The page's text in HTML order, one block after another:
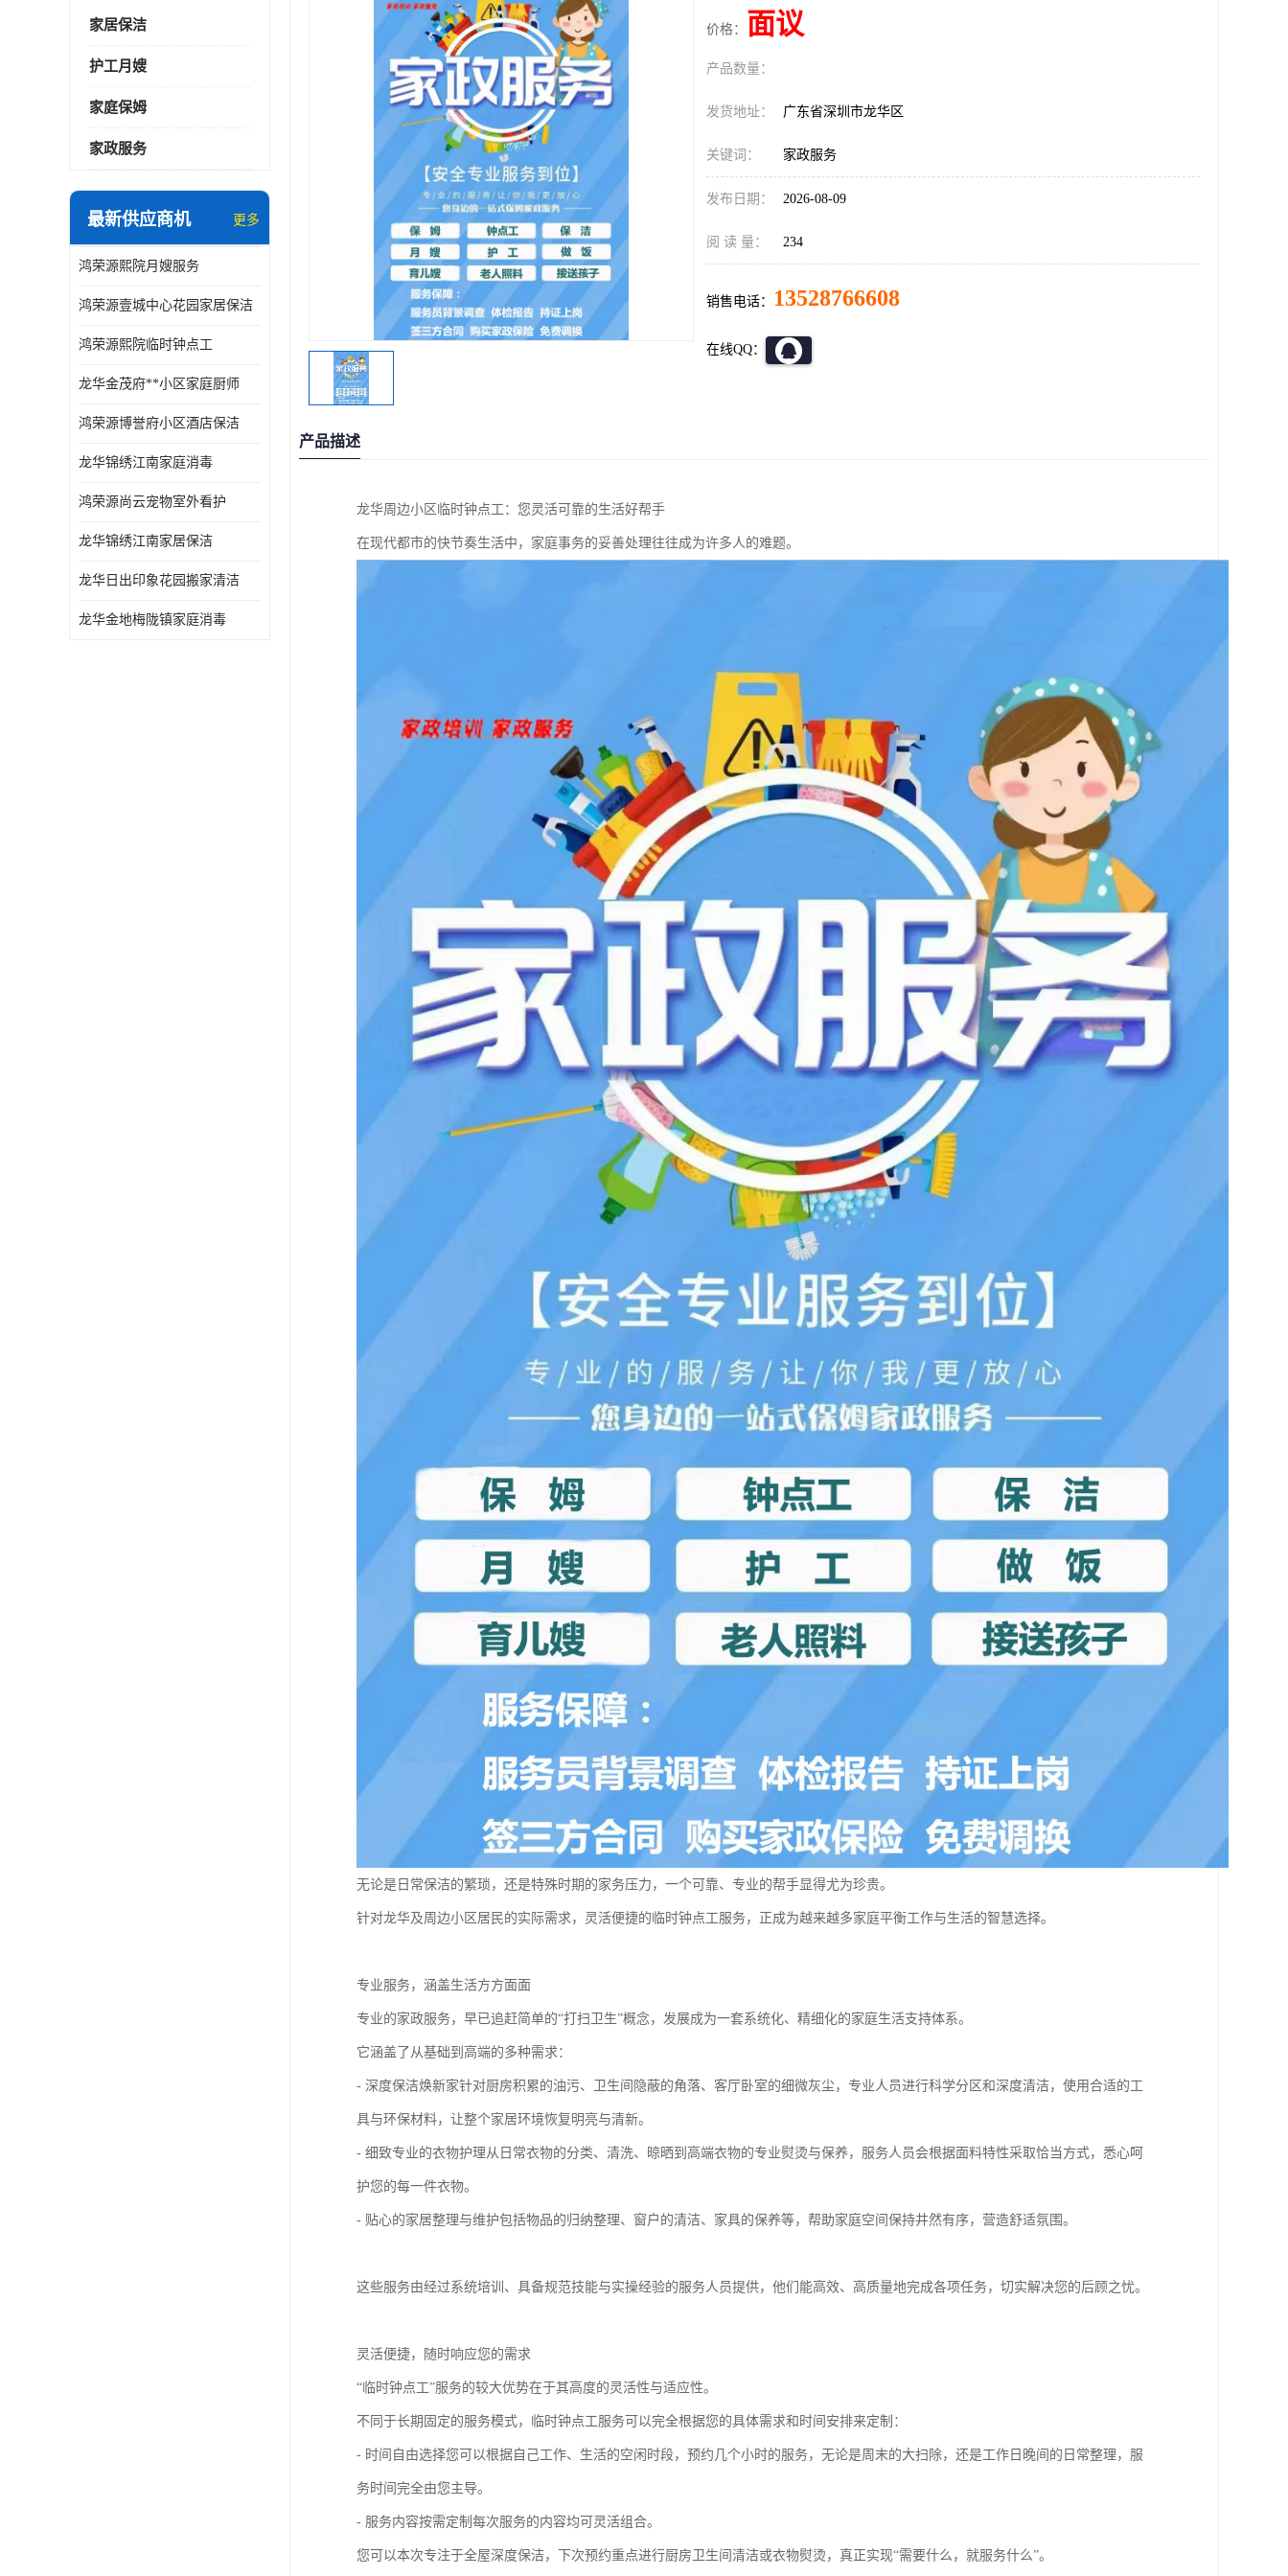
家居保洁
护工月嫂
家庭保姆
家政服务
最新供应商机 更多
鸿荣源熙院月嫂服务
鸿荣源壹城中心花园家居保洁
鸿荣源熙院临时钟点工
龙华金茂府**小区家庭厨师
鸿荣源博誉府小区酒店保洁
龙华锦绣江南家庭消毒
鸿荣源尚云宠物室外看护
龙华锦绣江南家居保洁
龙华日出印象花园搬家清洁
龙华金地梅陇镇家庭消毒
价格： 面议
产品数量：
发货地址： 广东省深圳市龙华区
关键词： 家政服务
发布日期： 2026-08-09
阅 读 量： 234
销售电话： 13528766608
在线QQ：
产品描述
龙华周边小区临时钟点工：您灵活可靠的生活好帮手
在现代都市的快节奏生活中，家庭事务的妥善处理往往成为许多人的难题。
无论是日常保洁的繁琐，还是特殊时期的家务压力，一个可靠、专业的帮手显得尤为珍贵。
针对龙华及周边小区居民的实际需求，灵活便捷的临时钟点工服务，正成为越来越多家庭平衡工作与生活的智慧选择。
专业服务，涵盖生活方方面面
专业的家政服务，早已追赶简单的“打扫卫生”概念，发展成为一套系统化、精细化的家庭生活支持体系。
它涵盖了从基础到高端的多种需求：
- 深度保洁焕新家针对厨房积累的油污、卫生间隐蔽的角落、客厅卧室的细微灰尘，专业人员进行科学分区和深度清洁，使用合适的工
具与环保材料，让整个家居环境恢复明亮与清新。
- 细致专业的衣物护理从日常衣物的分类、清洗、晾晒到高端衣物的专业熨烫与保养，服务人员会根据面料特性采取恰当方式，悉心呵
护您的每一件衣物。
- 贴心的家居整理与维护包括物品的归纳整理、窗户的清洁、家具的保养等，帮助家庭空间保持井然有序，营造舒适氛围。
这些服务由经过系统培训、具备规范技能与实操经验的服务人员提供，他们能高效、高质量地完成各项任务，切实解决您的后顾之忧。
灵活便捷，随时响应您的需求
“临时钟点工”服务的较大优势在于其高度的灵活性与适应性。
不同于长期固定的服务模式，临时钟点工服务可以完全根据您的具体需求和时间安排来定制：
- 时间自由选择您可以根据自己工作、生活的空闲时段，预约几个小时的服务，无论是周末的大扫除，还是工作日晚间的日常整理，服
务时间完全由您主导。
- 服务内容按需定制每次服务的内容均可灵活组合。
您可以本次专注于全屋深度保洁，下次预约重点进行厨房卫生间清洁或衣物熨烫，真正实现“需要什么，就服务什么”。